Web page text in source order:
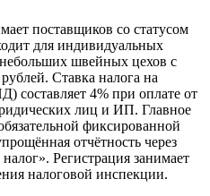
поставщиков со статусом
для индивидуальных
швейных цехов с
Ставка налога на
составляет 4% при оплате от
лиц и ИП. Главное
фиксированной
отчётность через
Регистрация занимает
налоговой инспекции.